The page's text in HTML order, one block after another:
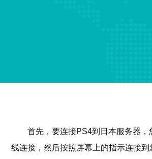
首先，要连接PS4到日本服务器
线连接，然后按照屏幕上的指示连接到